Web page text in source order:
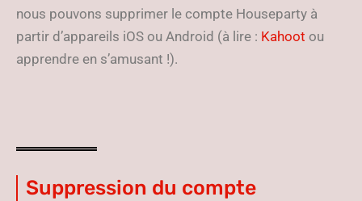
nous pouvons supprimer le compte Houseparty à
partir d’appareils iOS ou Android (à lire : Kahoot ou
apprendre en s’amusant !).
Suppression du compte